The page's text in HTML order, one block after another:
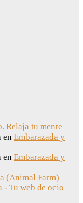
Relaja tu mente
en Embarazada y
en Embarazada y
(Animal Farm)
- Tu web de ocio